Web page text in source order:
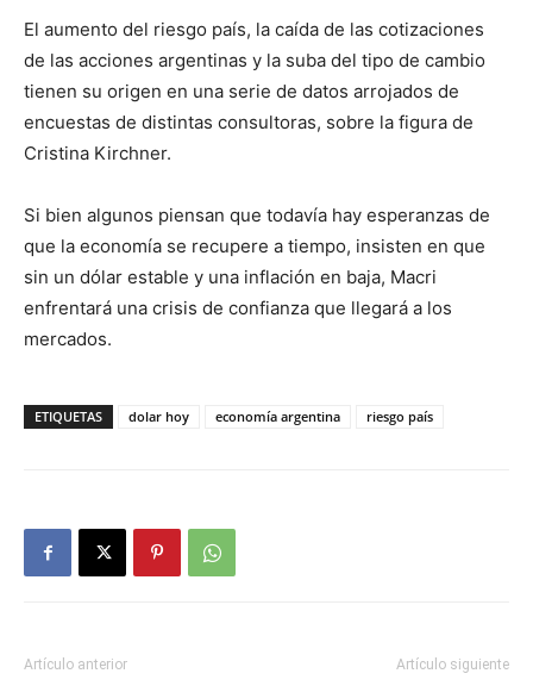
El aumento del riesgo país, la caída de las cotizaciones
de las acciones argentinas y la suba del tipo de cambio
tienen su origen en una serie de datos arrojados de
encuestas de distintas consultoras, sobre la figura de
Cristina Kirchner.
Si bien algunos piensan que todavía hay esperanzas de
que la economía se recupere a tiempo, insisten en que
sin un dólar estable y una inflación en baja, Macri
enfrentará una crisis de confianza que llegará a los
mercados.
ETIQUETAS dolar hoy economía argentina riesgo país
Artículo anterior Artículo siguiente